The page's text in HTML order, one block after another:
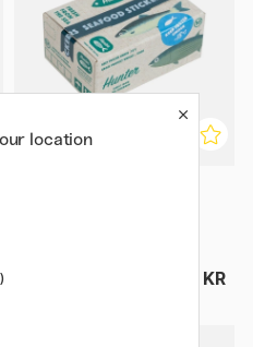
95 KR
location